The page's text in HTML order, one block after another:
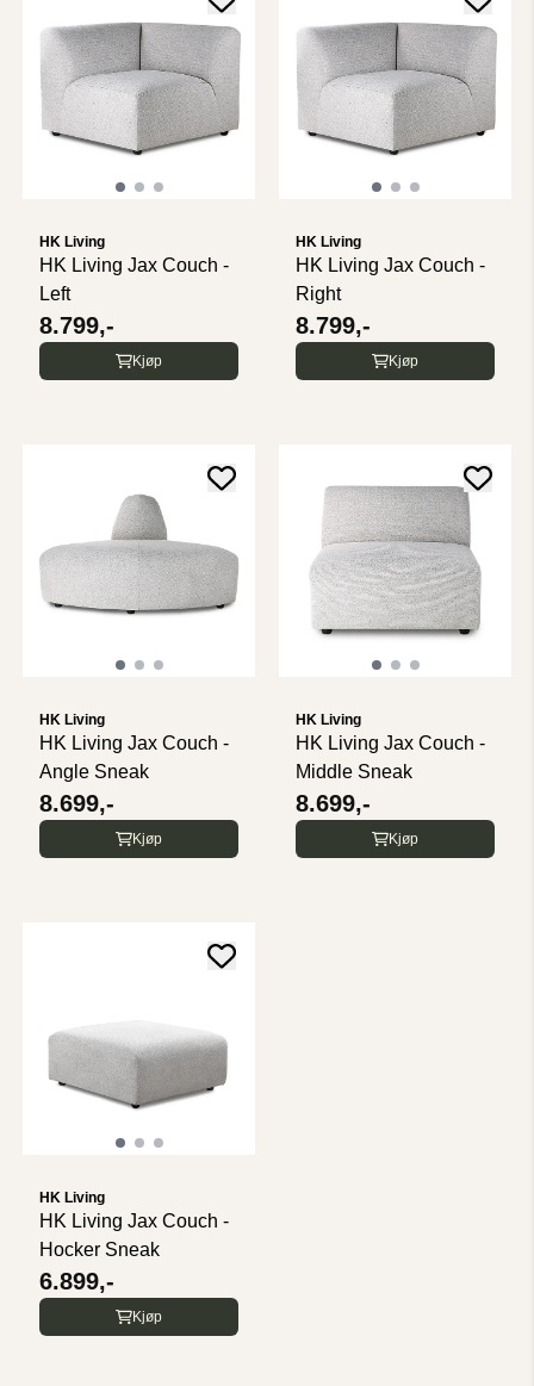
HK Living
HK Living Jax Couch -
Left
8.799,-
Kjøp
HK Living
HK Living Jax Couch -
Right
8.799,-
Kjøp
HK Living
HK Living Jax Couch -
Angle Sneak
8.699,-
Kjøp
HK Living
HK Living Jax Couch -
Middle Sneak
8.699,-
Kjøp
HK Living
HK Living Jax Couch -
Hocker Sneak
6.899,-
Kjøp